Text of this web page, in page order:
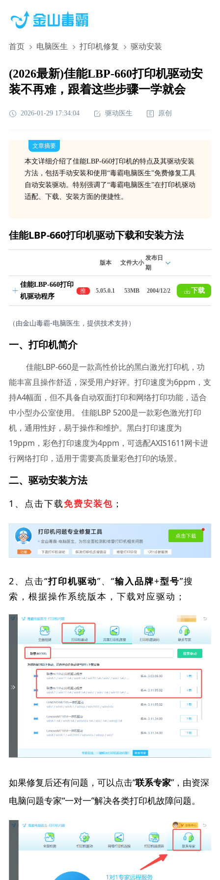
首页 电脑医生 打印机修复 驱动安装
(2026最新)佳能LBP-660打印机驱动安
装不再难，跟着这些步骤一学就会
2026-01-29 17:34:04 驱动医生 原创
文章摘要
本文详细介绍了佳能LBP-660打印机的特点及其驱动安装
方法，包括手动安装和使用“毒霸电脑医生”免费修复工具
自动安装驱动。特别强调了“毒霸电脑医生”在打印机驱动
适配、下载、安装方面的便捷性。
佳能LBP-660打印机驱动下载和安装方法
版本 文件大小
发布日
期
佳能LBP-660打印
机驱动程序
推
荐
5.05.0.1 53MB 2004/12/2 下载
（由金山毒霸-电脑医生，提供技术支持）
一、打印机简介
佳能LBP-660是一款高性价比的黑白激光打印机，功
能丰富且操作舒适，深受用户好评。打印速度为6ppm，支
持A4幅面，但不具备自动双面打印和网络打印功能，适合
中小型办公室使用。 佳能LBP 5200是一款彩色激光打印
机，通用性好，易于操作和维护。黑白打印速度为
19ppm，彩色打印速度为4ppm，可选配AXIS1611网卡进
行网络打印，适用于需要高质量彩色打印的场景。
二、驱动安装方法
1、点击下载免费安装包 ；
2、点击“打印机驱动”、“输入品牌+型号”搜
索，根据操作系统版本，下载对应驱动；
如果修复后还有问题，可以点击“联系专家”，由资深
电脑问题专家“一对一”解决各类打印机故障问题。